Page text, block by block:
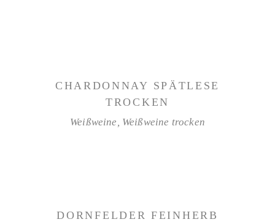
CHARDONNAY SPÄTLESE
TROCKEN
Weißweine, Weißweine trocken
DORNFELDER FEINHERB